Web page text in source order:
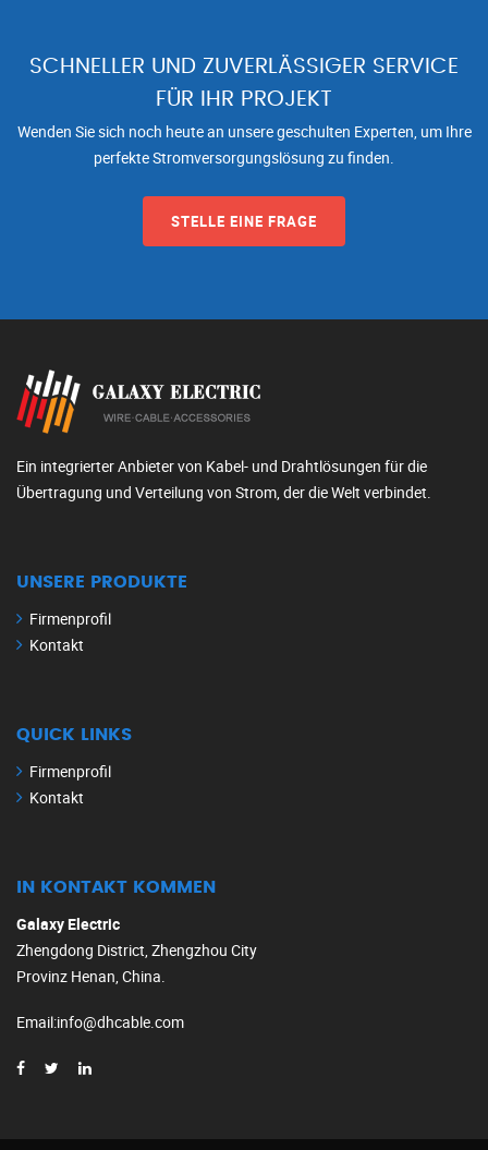
SCHNELLER UND ZUVERLÄSSIGER SERVICE
FÜR IHR PROJEKT
Wenden Sie sich noch heute an unsere geschulten Experten, um Ihre
perfekte Stromversorgungslösung zu finden.
STELLE EINE FRAGE
Ein integrierter Anbieter von Kabel- und Drahtlösungen für die
Übertragung und Verteilung von Strom, der die Welt verbindet.
UNSERE PRODUKTE
Firmenprofil
Kontakt
QUICK LINKS
Firmenprofil
Kontakt
IN KONTAKT KOMMEN
Galaxy Electric
Zhengdong District, Zhengzhou City
Provinz Henan, China.
Email:info@dhcable.com